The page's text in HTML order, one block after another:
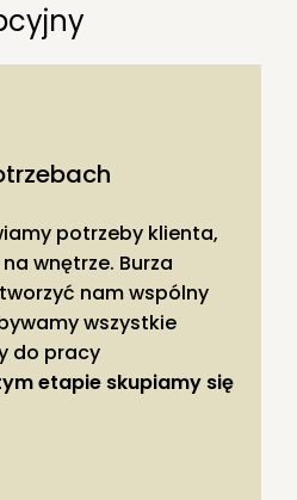
potrzeby klienta,
wnętrze. Burza
nam wspólny
wszystkie
do pracy
etapie skupiamy się